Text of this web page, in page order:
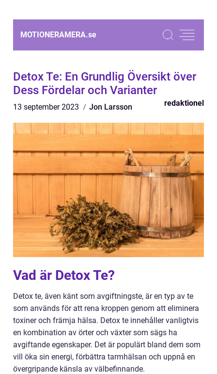
MOTIONERAMERA.se
Detox Te: En Grundlig Översikt över
Dess Fördelar och Varianter
13 september 2023 Jon Larsson redaktionel
Vad är Detox Te?
Detox te, även känt som avgiftningste, är en typ av te
som används för att rena kroppen genom att eliminera
toxiner och främja hälsa. Detox te innehåller vanligtvis
en kombination av örter och växter som sägs ha
avgiftande egenskaper. Det är populärt bland dem som
vill öka sin energi, förbättra tarmhälsan och uppnå en
övergripande känsla av välbefinnande.